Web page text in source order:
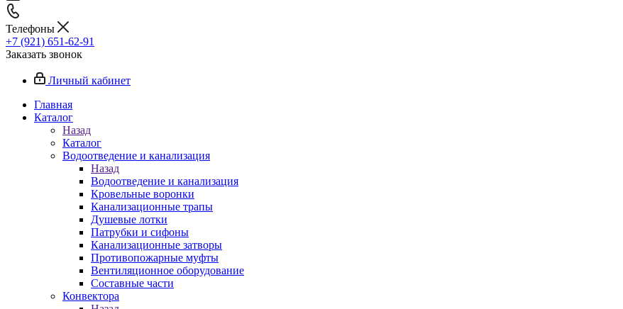
Телефоны
+7 (921) 651-62-91
Заказать звонок
Личный кабинет
Главная
Каталог
Назад
Каталог
Водоотведение и канализация
Назад
Водоотведение и канализация
Кровельные воронки
Канализационные трапы
Душевые лотки
Патрубки и сифоны
Канализационные затворы
Противопожарные муфты
Вентиляционное оборудование
Составные части
Конвектора